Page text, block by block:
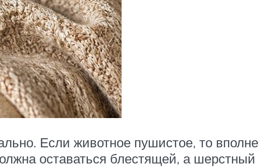
Если животное пушистое, то вполне
оставаться блестящей, а шерстный